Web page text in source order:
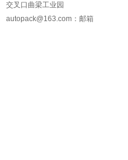
交叉口曲梁工业园
autopack@163.com ：邮箱